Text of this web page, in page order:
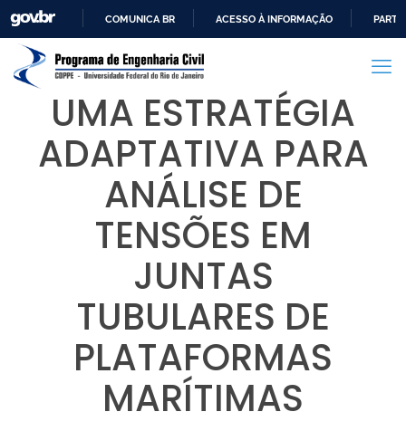
PARA
CONTEÚDO
COMUNICA BR ACESSO À INFORMAÇÃO
UMA ESTRATÉGIA
ADAPTATIVA PARA
ANÁLISE DE
TENSÕES EM
JUNTAS
TUBULARES DE
PLATAFORMAS
MARÍTIMAS